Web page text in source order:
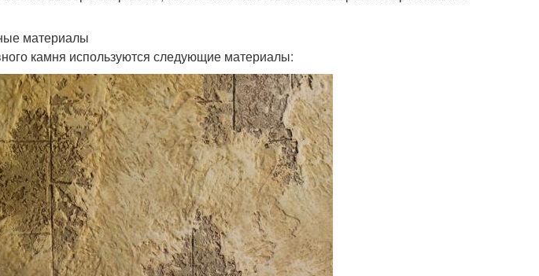
материалы
камня используются следующие материалы: